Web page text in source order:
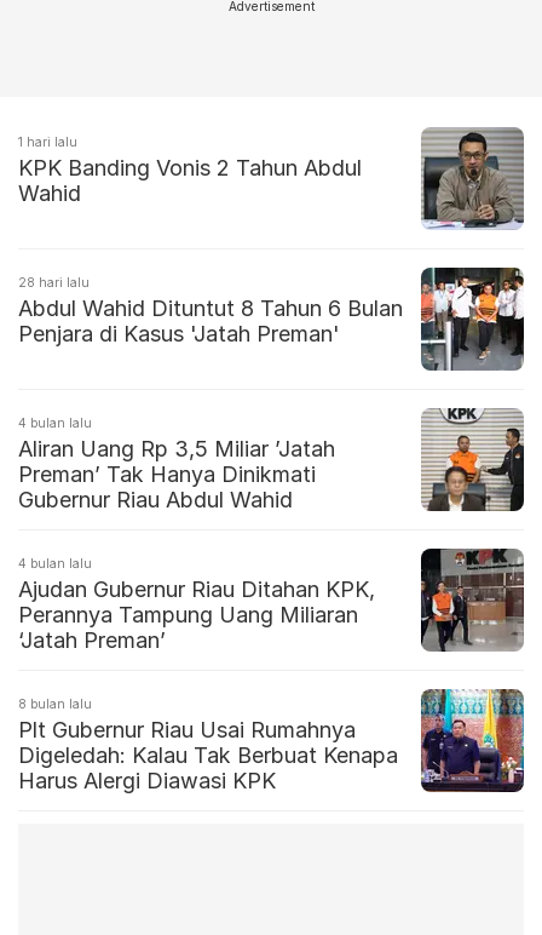
Advertisement
1 hari lalu
KPK Banding Vonis 2 Tahun Abdul
Wahid
28 hari lalu
Abdul Wahid Dituntut 8 Tahun 6 Bulan
Penjara di Kasus 'Jatah Preman'
4 bulan lalu
Aliran Uang Rp 3,5 Miliar ’Jatah
Preman’ Tak Hanya Dinikmati
Gubernur Riau Abdul Wahid
4 bulan lalu
Ajudan Gubernur Riau Ditahan KPK,
Perannya Tampung Uang Miliaran
‘Jatah Preman’
8 bulan lalu
Plt Gubernur Riau Usai Rumahnya
Digeledah: Kalau Tak Berbuat Kenapa
Harus Alergi Diawasi KPK